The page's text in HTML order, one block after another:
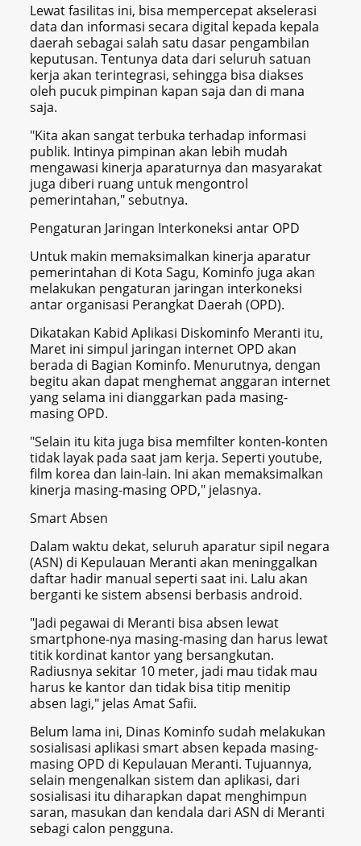
Lewat fasilitas ini, bisa mempercepat akselerasi
data dan informasi secara digital kepada kepala
daerah sebagai salah satu dasar pengambilan
keputusan. Tentunya data dari seluruh satuan
kerja akan terintegrasi, sehingga bisa diakses
oleh pucuk pimpinan kapan saja dan di mana
saja.
"Kita akan sangat terbuka terhadap informasi
publik. Intinya pimpinan akan lebih mudah
mengawasi kinerja aparaturnya dan masyarakat
juga diberi ruang untuk mengontrol
pemerintahan," sebutnya.
Pengaturan Jaringan Interkoneksi antar OPD
Untuk makin memaksimalkan kinerja aparatur
pemerintahan di Kota Sagu, Kominfo juga akan
melakukan pengaturan jaringan interkoneksi
antar organisasi Perangkat Daerah (OPD).
Dikatakan Kabid Aplikasi Diskominfo Meranti itu,
Maret ini simpul jaringan internet OPD akan
berada di Bagian Kominfo. Menurutnya, dengan
begitu akan dapat menghemat anggaran internet
yang selama ini dianggarkan pada masing-
masing OPD.
"Selain itu kita juga bisa memfilter konten-konten
tidak layak pada saat jam kerja. Seperti youtube,
film korea dan lain-lain. Ini akan memaksimalkan
kinerja masing-masing OPD," jelasnya.
Smart Absen
Dalam waktu dekat, seluruh aparatur sipil negara
(ASN) di Kepulauan Meranti akan meninggalkan
daftar hadir manual seperti saat ini. Lalu akan
berganti ke sistem absensi berbasis android.
"Jadi pegawai di Meranti bisa absen lewat
smartphone-nya masing-masing dan harus lewat
titik kordinat kantor yang bersangkutan.
Radiusnya sekitar 10 meter, jadi mau tidak mau
harus ke kantor dan tidak bisa titip menitip
absen lagi," jelas Amat Safii.
Belum lama ini, Dinas Kominfo sudah melakukan
sosialisasi aplikasi smart absen kepada masing-
masing OPD di Kepulauan Meranti. Tujuannya,
selain mengenalkan sistem dan aplikasi, dari
sosialisasi itu diharapkan dapat menghimpun
saran, masukan dan kendala dari ASN di Meranti
sebagi calon pengguna.